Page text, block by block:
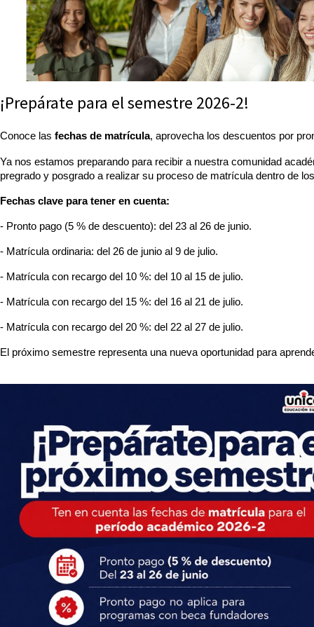
¡Prepárate para el semestre 2026-2!
Conoce las fechas de matrícula, aprovecha los descuentos por
Ya nos estamos preparando para recibir a nuestra comunidad
pregrado y posgrado a realizar su proceso de matrícula dentro de
Fechas clave para tener en cuenta:
- Pronto pago (5 % de descuento): del 23 al 26 de junio.
- Matrícula ordinaria: del 26 de junio al 9 de julio.
- Matrícula con recargo del 10 %: del 10 al 15 de julio.
- Matrícula con recargo del 15 %: del 16 al 21 de julio.
- Matrícula con recargo del 20 %: del 22 al 27 de julio.
El próximo semestre representa una nueva oportunidad para